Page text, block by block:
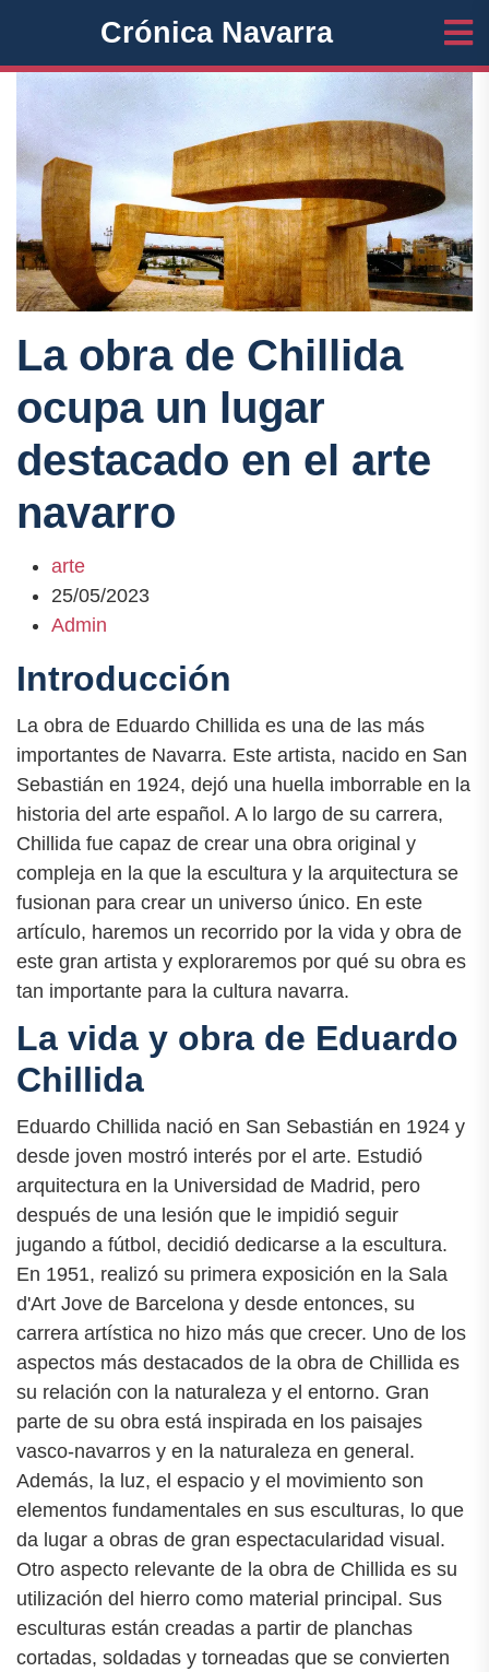
Crónica Navarra
La obra de Chillida
ocupa un lugar
destacado en el arte
navarro
arte
25/05/2023
Admin
Introducción
La obra de Eduardo Chillida es una de las más
importantes de Navarra. Este artista, nacido en San
Sebastián en 1924, dejó una huella imborrable en la
historia del arte español. A lo largo de su carrera,
Chillida fue capaz de crear una obra original y
compleja en la que la escultura y la arquitectura se
fusionan para crear un universo único. En este
artículo, haremos un recorrido por la vida y obra de
este gran artista y exploraremos por qué su obra es
tan importante para la cultura navarra.
La vida y obra de Eduardo
Chillida
Eduardo Chillida nació en San Sebastián en 1924 y
desde joven mostró interés por el arte. Estudió
arquitectura en la Universidad de Madrid, pero
después de una lesión que le impidió seguir
jugando a fútbol, decidió dedicarse a la escultura.
En 1951, realizó su primera exposición en la Sala
d'Art Jove de Barcelona y desde entonces, su
carrera artística no hizo más que crecer. Uno de los
aspectos más destacados de la obra de Chillida es
su relación con la naturaleza y el entorno. Gran
parte de su obra está inspirada en los paisajes
vasco-navarros y en la naturaleza en general.
Además, la luz, el espacio y el movimiento son
elementos fundamentales en sus esculturas, lo que
da lugar a obras de gran espectacularidad visual.
Otro aspecto relevante de la obra de Chillida es su
utilización del hierro como material principal. Sus
esculturas están creadas a partir de planchas
cortadas, soldadas y torneadas que se convierten